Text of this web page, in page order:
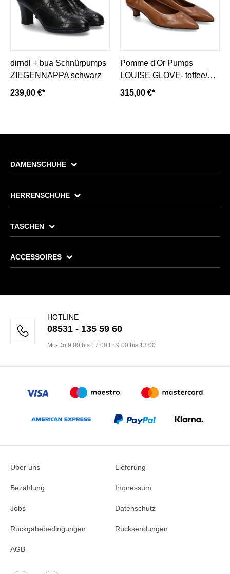
dirndl + bua Schnürpumps
ZIEGENNAPPA schwarz
239,00 €*
Pomme d'Or Pumps
LOUISE GLOVE- toffee/
braun
315,00 €*
DAMENSCHUHE
HERRENSCHUHE
TASCHEN
ACCESSOIRES
HOTLINE
08531 - 135 59 60
Mo-Do 9:00 bis 17:00 Fr 9:00 bis 13:00
Über uns Lieferung
Bezahlung Impressum
Jobs Datenschutz
Rückgabebedingungen Rücksendungen
AGB